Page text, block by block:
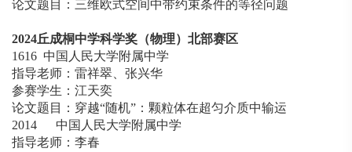
论文题目：三维欧式空间中带约束条件的等径问题
2024丘成桐中学科学奖（物理）北部赛区
1616 中国人民大学附属中学
指导老师：雷祥翠、张兴华
参赛学生：江天奕
论文题目：穿越“随机”：颗粒体在超匀介质中输运
2014 中国人民大学附属中学
指导老师：李春